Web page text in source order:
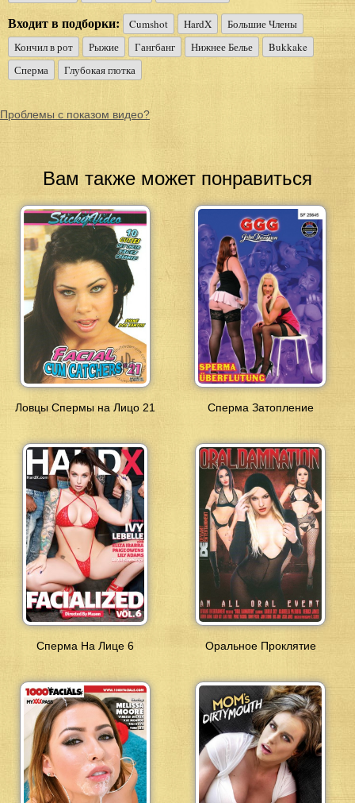
Входит в подборки: Cumshot HardX
Большие Члены
Кончил в рот
Рыжие Гангбанг Нижнее Белье
Bukkake
Сперма
Глубокая глотка
Проблемы с показом видео?
Вам также может понравиться
Ловцы Спермы на Лицо 21 Сперма Затопление
Сперма На Лице 6 Оральное Проклятие